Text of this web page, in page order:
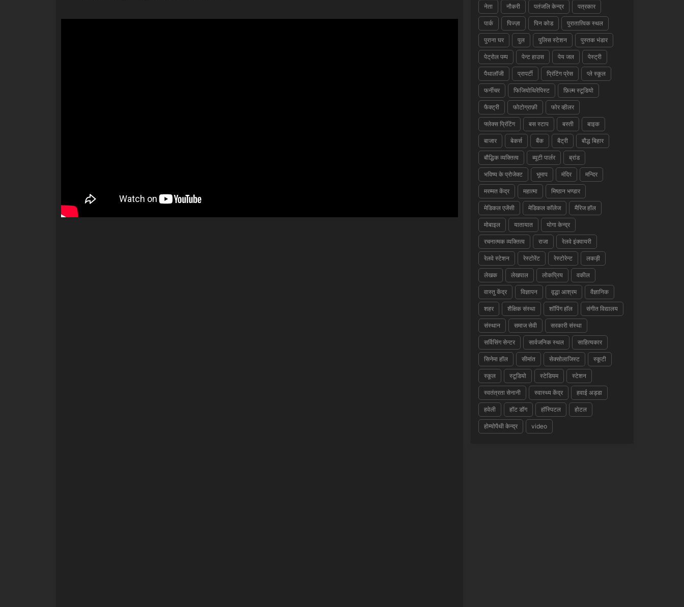
नेता नौकरी पतंजलि केन्द्र पत्रकार
पार्क पिज्ज़ा पिन कोड पुरातात्विक स्थल
पुराना घर पुल पुलिस स्टेशन पुस्तक भंडार
पेट्रोल पम्प पेन्ट हाउस पेय जल पेस्ट्री
पैथालॉजी प्रापर्टी प्रिंटिंग प्रेस प्ले स्कूल
फर्नीचर फिजियोथिरेपिस्ट फ़िल्म स्टूडियो
फैक्ट्री फोटोग्राफ़ी फोर व्हीलर
फ्लेक्स प्रिंटिंग बस स्टाप बस्ती बाइक
बाजार बेकर्स बैंक बैट्री बौद्ध बिहार
बौद्धिक व्यक्तित्व ब्यूटी पार्लर ब्रांड
भविष्य के प्रोजेक्ट भूमाप मंदिर मन्दिर
मरम्मत केंद्र महात्मा मिष्ठान भण्डार
मेडिकल एजेंसी मेडिकल कॉलेज मैरिज हॉल
मोबाइल यातायात योगा केन्द्र
रचनात्मक व्यक्तित्व राजा रेलवे इंक्वायरी
रेलवे स्टेशन रेस्टोरेंट रेस्टोरेन्ट लकड़ी
लेखक लेखपाल लोकप्रिय वकील
वास्तु केंद्र विज्ञापन वृद्धा आश्रम वैज्ञानिक
शहर शैक्षिक संस्था शॉपिंग हॉल संगीत विद्यालय
संस्थान समाज सेवी सरकारी संस्था
सर्विसिंग सेन्टर सार्वजनिक स्थल साहित्यकार
सिनेमा हॉल सीमांत सेक्सोलाजिस्ट स्कूटी
स्कूल स्टूडियो स्टेडियम स्टेशन
स्वतंत्रता सेनानी स्वास्थ्य केंद्र हवाई अड्डा
हवेली हॉट डॉग हॉस्पिटल होटल
होम्योपैथी केन्द्र video